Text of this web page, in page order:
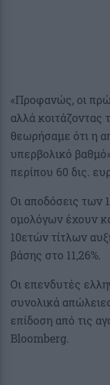
«Προφανώς, οι
αλλά κοιτάζοντας
θεωρήσαμε ότι η
υπερβολικό
περίπου 60 δις.
Οι αποδόσεις των
ομολόγων έχουν
10ετών τίτλων
βάσης στο 11,26%.
Οι επενδυτές
συνολικά
επίδοση από τις
Bloomberg.